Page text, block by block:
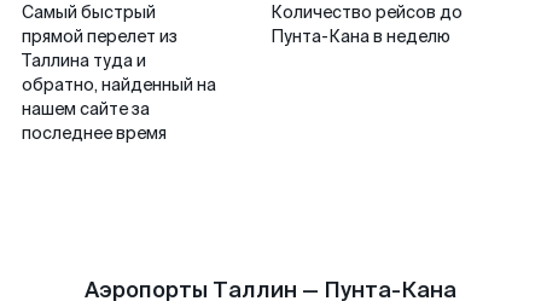
Самый быстрый
прямой перелет из
Таллина туда и
обратно, найденный на
нашем сайте за
последнее время
Количество рейсов до
Пунта-Кана в неделю
Аэропорты Таллин — Пунта-Кана